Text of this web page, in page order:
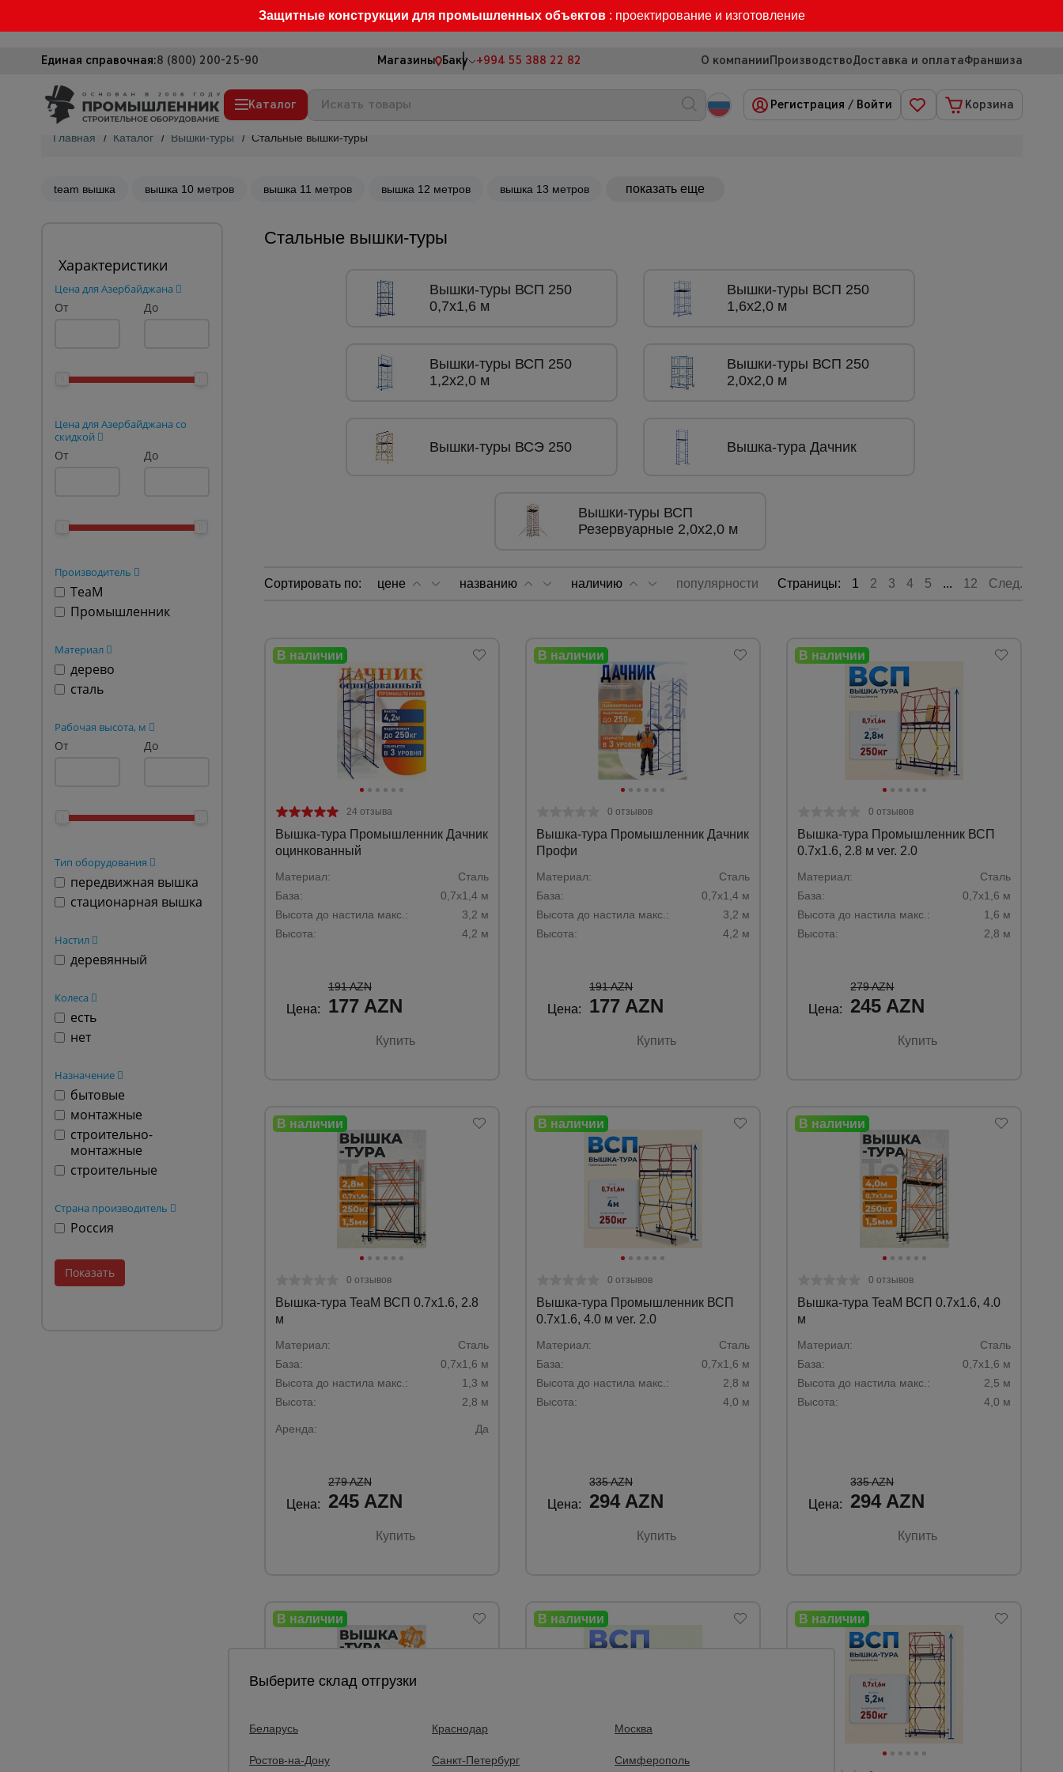
Защитные конструкции для промышленных объектов : проектирование и изготовление
Единая справочная:8 (800) 200-25-90 Магазины Баку +994 55 388 22 82 О компанииПроизводствоДоставка и оплатаФраншиза
Каталог
Вышки-туры
Сетка, тенты, брезенты
Строительные подъемники
Грузоподъемное оборудование
Опалубка
Оборудование для работы с арматурой
Оборудование для бетонных работ
Штукатурные комплекты
Металл и металлообработка
Регистрация / Войти Корзина
Главная / Каталог / Вышки-туры / Стальные вышки-туры
team вышка вышка 10 метров вышка 11 метров вышка 12 метров вышка 13 метров показать еще
Характеристики
Цена для Азербайджана
От До
Цена для Азербайджана со
скидкой
От До
Производитель
TeaM
Промышленник
Материал
дерево
сталь
Рабочая высота, м
От До
Тип оборудования
передвижная вышка
стационарная вышка
Настил
деревянный
Колеса
есть
нет
Назначение
бытовые
монтажные
строительно-
монтажные
строительные
Страна производитель
Россия
Стальные вышки-туры
Вышки-туры ВСП 250
0,7x1,6 м
Вышки-туры ВСП 250
1,6x2,0 м
Вышки-туры ВСП 250
1,2x2,0 м
Вышки-туры ВСП 250
2,0х2,0 м
Вышки-туры ВСЭ 250 Вышка-тура Дачник
Вышки-туры ВСП
Резервуарные 2,0х2,0 м
Сортировать по: цене названию наличию популярности Страницы: 1 2 3 4 5 ... 12 След.
24 отзыва
Вышка-тура Промышленник Дачник
оцинкованный
Материал:
Сталь­
База:
0,7х1,4 м­
Высота до настила макс.:
3,2 м­
Высота:
4,2 м­
Цена:
191 AZN
177 AZN
Купить
0 отзывов
Вышка-тура Промышленник Дачник
Профи
Материал:
Сталь­
База:
0,7х1,4 м­
Высота до настила макс.:
3,2 м­
Высота:
4,2 м­
Цена:
191 AZN
177 AZN
Купить
0 отзывов
Вышка-тура Промышленник ВСП
0.7х1.6, 2.8 м ver. 2.0
Материал:
Сталь
База:
0,7х1,6 м
Высота до настила макс.:
1,6 м
Высота:
2,8 м
Цена:
279 AZN
245 AZN
Купить
0 отзывов
Вышка-тура TeaM ВСП 0.7х1.6, 2.8
м
Материал:
Сталь
База:
0,7х1,6 м
Высота до настила макс.:
1,3 м
Высота:
2,8 м
Аренда: Да
Цена:
279 AZN
245 AZN
Купить
0 отзывов
Вышка-тура Промышленник ВСП
0.7х1.6, 4.0 м ver. 2.0
Материал:
Сталь
База:
0,7х1,6 м
Высота до настила макс.:
2,8 м
Высота:
4,0 м
Цена:
335 AZN
294 AZN
Купить
0 отзывов
Вышка-тура TeaM ВСП 0.7х1.6, 4.0
м
Материал:
Сталь
База:
0,7х1,6 м
Высота до настила макс.:
2,5 м
Высота:
4,0 м
Цена:
335 AZN
294 AZN
Купить
Выберите склад отгрузки
Беларусь Краснодар Москва
Ростов-на-Дону Санкт-Петербург Симферополь